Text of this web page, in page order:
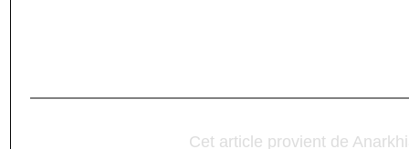
Cet article provient de